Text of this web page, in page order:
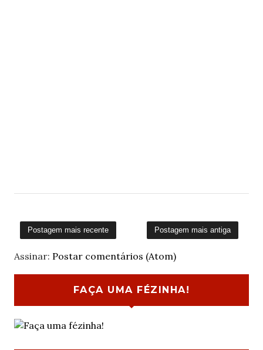
Postagem mais recente Postagem mais antiga
Assinar: Postar comentários (Atom)
FAÇA UMA FÉZINHA!